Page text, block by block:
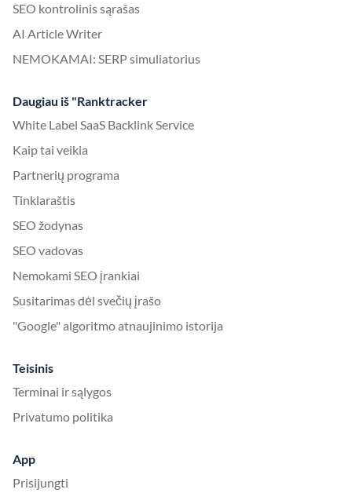
SEO kontrolinis sąrašas
AI Article Writer
NEMOKAMAI: SERP simuliatorius
Daugiau iš "Ranktracker
White Label SaaS Backlink Service
Kaip tai veikia
Partnerių programa
Tinklaraštis
SEO žodynas
SEO vadovas
Nemokami SEO įrankiai
Susitarimas dėl svečių įrašo
"Google" algoritmo atnaujinimo istorija
Teisinis
Terminai ir sąlygos
Privatumo politika
App
Prisijungti